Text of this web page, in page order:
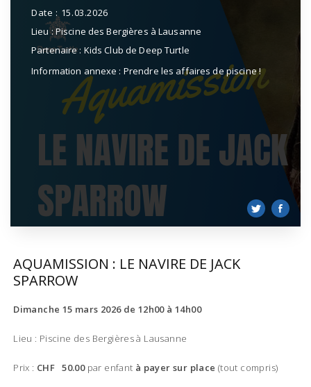
Date : 15.03.2026
Lieu :Piscine des Bergières à Lausanne
Partenaire : Kids Club de Deep Turtle
Information annexe : Prendre les affaires de piscine !
AQUAMISSION : LE NAVIRE DE JACK
SPARROW
Dimanche 15 mars 2026 de 12h00 à 14h00
Lieu : Piscine des Bergières à Lausanne
Prix : CHF 50.00par enfant à payer sur place (tout compris)